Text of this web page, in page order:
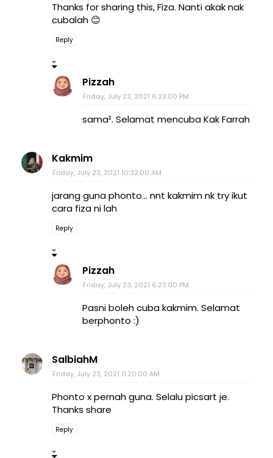
Thanks for sharing this, Fiza. Nanti akak nak
cubalah 😊
Reply
Pizzah
Friday, July 23, 2021 6:23:00 PM
sama². Selamat mencuba Kak Farrah
Kakmim
Friday, July 23, 2021 10:32:00 AM
jarang guna phonto... nnt kakmim nk try ikut
cara fiza ni lah
Reply
Pizzah
Friday, July 23, 2021 6:23:00 PM
Pasni boleh cuba kakmim. Selamat
berphonto :)
SalbiahM
Friday, July 23, 2021 11:20:00 AM
Phonto x pernah guna. Selalu picsart je.
Thanks share
Reply